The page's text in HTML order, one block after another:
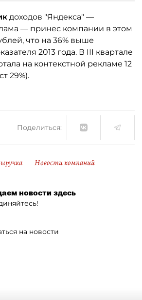
доходов "Яндекса" —
— принес компании в этом
что на 36% выше
2013 года. В III квартале
на контекстной рекламе 12
29%).
Поделиться:
Новости компаний
новости здесь
на новости